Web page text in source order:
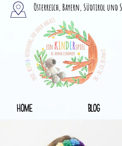
Österreich, Bayern, Südtirol und
Home Blog